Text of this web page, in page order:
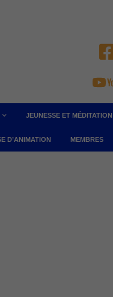
JEUNESSE ET MÉDITATION
D’ANIMATION MEMBRES